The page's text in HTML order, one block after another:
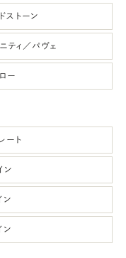
ストーン
ティ／パヴェ
ー
ート
ン
ン
ン